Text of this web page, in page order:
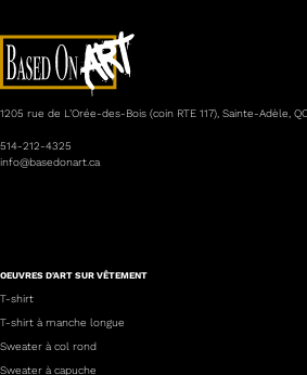
1205 rue de L’Orée-des-Bois (coin RTE 117), Sainte-Adèle,
514-212-4325
info@basedonart.ca
OEUVRES D'ART SUR VÊTEMENT
T-shirt
T-shirt à manche longue
Sweater à col rond
Sweater à capuche